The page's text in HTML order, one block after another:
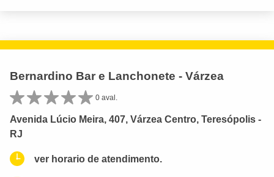
Bernardino Bar e Lanchonete - Várzea
0 aval.
Avenida Lúcio Meira, 407, Várzea Centro, Teresópolis -
RJ
ver horario de atendimento.